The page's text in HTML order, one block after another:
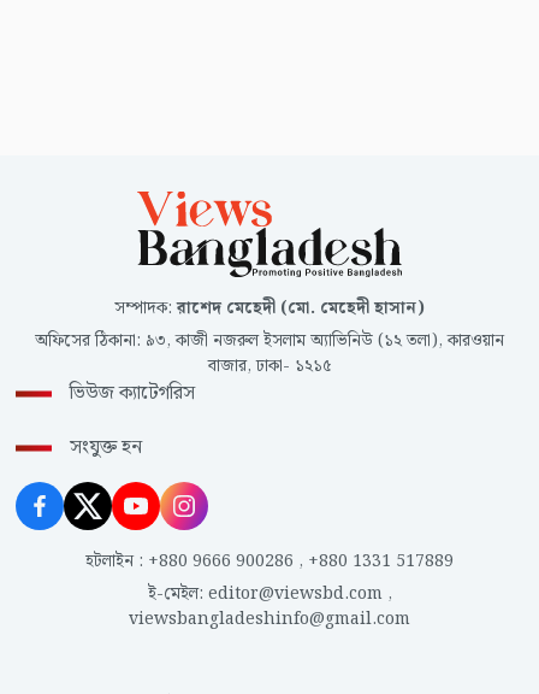
সম্পাদক:রাশেদ মেহেদী (মো. মেহেদী হাসান)
অফিসের ঠিকানা: ৯৩, কাজী নজরুল ইসলাম অ্যাভিনিউ (১২ তলা), কারওয়ান
বাজার, ঢাকা- ১২১৫
ভিউজ ক্যাটেগরিস
সংযুক্ত হন
হটলাইন : +880 9666 900286 , +880 1331 517889
ই-মেইল: editor@viewsbd.com,
viewsbangladeshinfo@gmail.com